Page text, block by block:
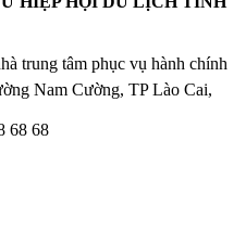
trung tâm phục vụ hành chính
Nam Cường, TP Lào Cai,
68 68